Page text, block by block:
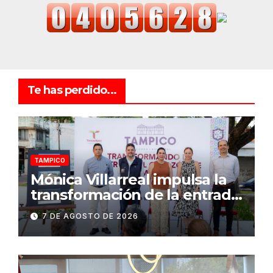
Te has perdido...
TAMPICO
Mónica Villarreal impulsa la
transformación de la entrada
al Centro Histórico de
Tampico
7 DE AGOSTO DE 2026